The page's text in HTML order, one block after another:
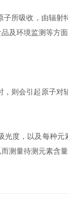
所吸收，由辐
及环境监测等方
会引起原子对
，以及每种元
测量待测元素含